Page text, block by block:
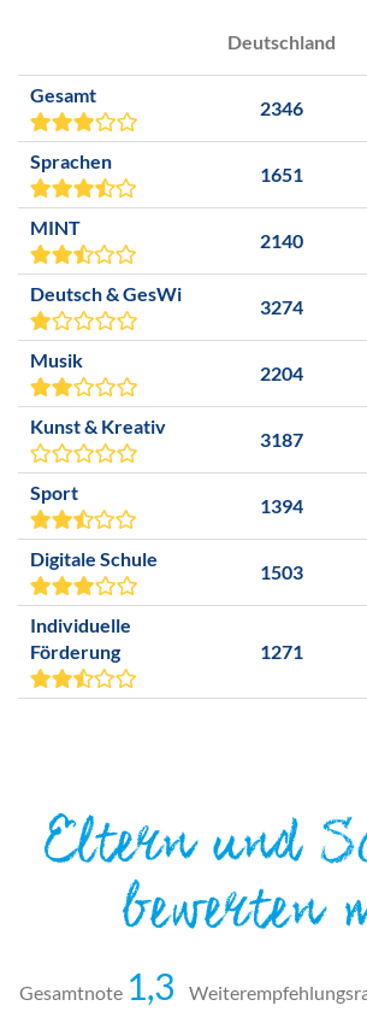
Deutschland
Gesamt
2346
Sprachen
1651
MINT
2140
Deutsch & GesWi
3274
Musik
2204
Kunst & Kreativ
3187
Sport
1394
Digitale Schule
1503
Individuelle
Förderung
1271
Eltern und
bewerten
Gesamtnote 1,3